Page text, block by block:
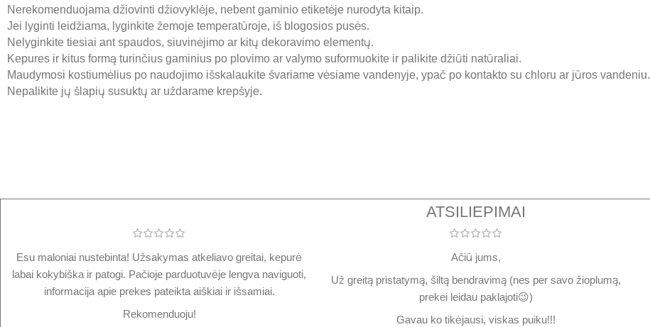
Nerekomenduojama džiovinti džiovyklėje, nebent gaminio etiketėje nurodyta kitaip.
Jei lyginti leidžiama, lyginkite žemoje temperatūroje, iš blogosios pusės.
Nelyginkite tiesiai ant spaudos, siuvinėjimo ar kitų dekoravimo elementų.
Kepures ir kitus formą turinčius gaminius po plovimo ar valymo suformuokite ir palikite džiūti natūraliai.
Maudymosi kostiumėlius po naudojimo išskalaukite švariame vėsiame vandenyje, ypač po kontakto su chloru ar jūros vandeniu.
Nepalikite jų šlapių susuktų ar uždarame krepšyje.
ATSILIEPIMAI
Esu maloniai nustebinta! Užsakymas atkeliavo greitai, kepurė
labai kokybiška ir patogi. Pačioje parduotuvėje lengva naviguoti,
informacija apie prekes pateikta aiškiai ir išsamiai.
Rekomenduoju!
Ačiū jums,
Už greitą pristatymą, šiltą bendravimą (nes per savo žioplumą,
prekei leidau paklajoti😉)
Gavau ko tikėjausi, viskas puiku!!!